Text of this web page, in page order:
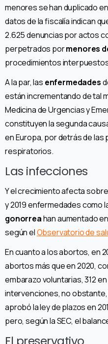
menores se han duplicado
datos de la fiscalía indican
2.625 denuncias por actos
perpetrados pormenores
procedimientos
A la par, las enfermedades
están incrementando de tal
Medicina de Urgencias y
constituyen la segunda
en Europa, por detrás de
respiratorios.
Las infecciones
Y el crecimiento afecta
y 2019 enfermedades como
gonorreahan aumentado
según elObservatorio de
En cuanto a los abortos, en
abortos más que en 2020,
embarazo voluntarias, 312
intervenciones, no
aprobó la ley de plazos en
pero, según la SEC, el